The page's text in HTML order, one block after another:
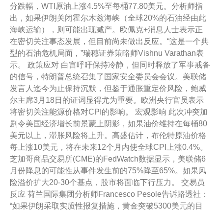
分跌幅，WTI原油上涨4.5%至每桶77.80美元。分析师指
出，如果伊朗关闭霍尔木兹海峡（全球20%的石油经由此
海峡运输），则可能出现减产。欧佩克+消息人士表示正
在密切关注事态发展，但目前尚未做出反应。“这是一个典
型的石油危机局面，”瑞穗证券策略师Vishnu Varathan表
示。 政策应对 白宫呼吁保持冷静，但同时释放了军事戒备
的信号，特朗普总统召集了国家安全委员会会议。美联储
发言人迄今为止保持沉默，但鉴于通胀重定价风险，鲍威
尔主席3月18日的证词显得尤为重要。欧洲央行官员表示
将密切关注能源价格对CPI的影响。 宏观影响 此次冲突加
剧令美国经济增长前景蒙上阴影，如果油价维持在每桶80
美元以上，滞胀风险将上升。高盛估计，布伦特原油价格
每上涨10美元，将在未来12个月内使全球CPI上涨0.4%。
芝加哥商品交易所(CME)的FedWatch数据显示，美联储6
月份降息的可能性从事件发生前的75%降至65%。如果风
险溢价扩大20-30个基点，股市将面临下行压力。 交易员
反应 荷兰国际集团分析师Francesco Pesole告诉路透社：
“如果伊朗采取实质性报复措施，黄金突破5300美元的目